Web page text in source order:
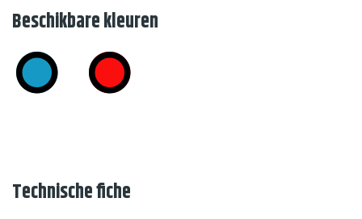
Beschikbare kleuren
Technische fiche